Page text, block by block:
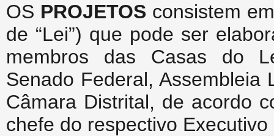
OS PROJETOS consistem
de “Lei”) que pode ser
membros das Casas do
Senado Federal, Assembleia
Câmara Distrital, de acordo
chefe do respectivo